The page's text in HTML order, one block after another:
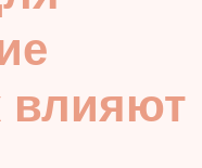
влияют